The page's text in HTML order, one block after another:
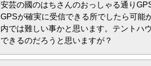
安芸の國のはちさんのおっしゃる通り
GPSが確実に受信できる所でしたら可能
内では難しい事かと思います。テントハ
できるのだろうと思いますが？